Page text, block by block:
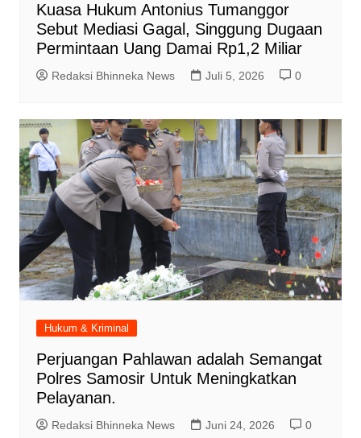
Kuasa Hukum Antonius Tumanggor
Sebut Mediasi Gagal, Singgung Dugaan
Permintaan Uang Damai Rp1,2 Miliar
Redaksi Bhinneka News Juli 5, 2026 0
Hukum & Kriminal
Perjuangan Pahlawan adalah Semangat
Polres Samosir Untuk Meningkatkan
Pelayanan.
Redaksi Bhinneka News Juni 24, 2026 0